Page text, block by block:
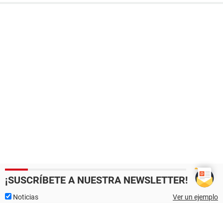
¡SUSCRÍBETE A NUESTRA NEWSLETTER!
Noticias Ver un ejemplo